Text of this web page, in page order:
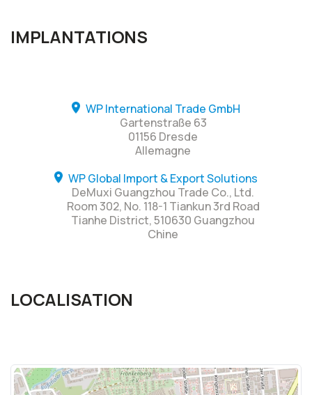
IMPLANTATIONS
WP International Trade GmbH
Gartenstraße 63
01156 Dresde
Allemagne
WP Global Import & Export Solutions
DeMuxi Guangzhou Trade Co., Ltd.
Room 302, No. 118-1 Tiankun 3rd Road
Tianhe District, 510630 Guangzhou
Chine
LOCALISATION